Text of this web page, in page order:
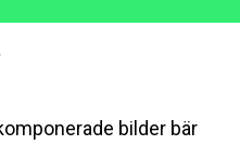
bilder bär